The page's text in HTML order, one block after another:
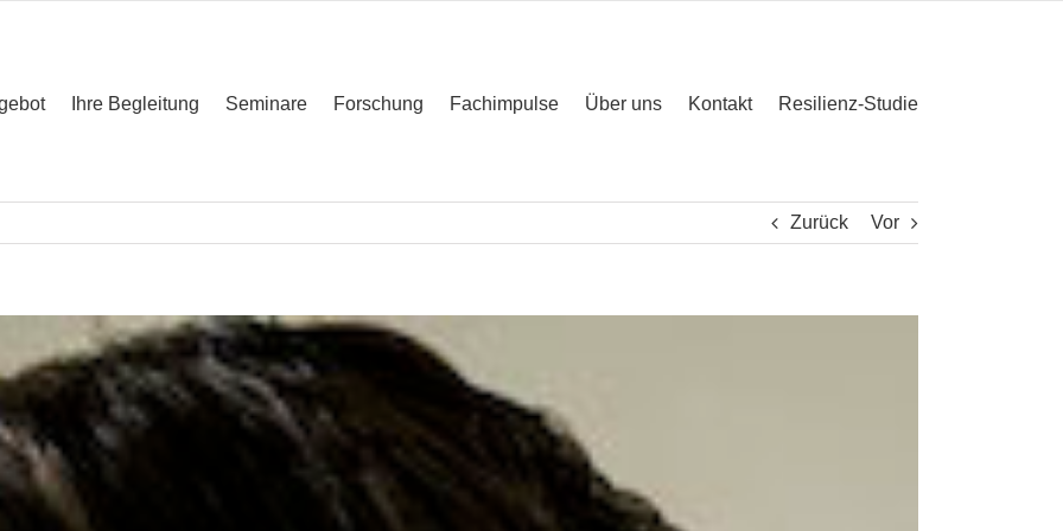
Ihre Begleitung Seminare Forschung Fachimpulse Über uns Kontakt Resilienz-Studie
Zurück Vor